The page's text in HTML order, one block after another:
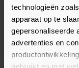
technologieën
apparaat op te
gepersonaliseerde
advertenties en
gebruikt en met